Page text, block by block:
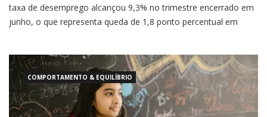
taxa de desemprego alcançou 9,3% no trimestre encerrado em
junho, o que representa queda de 1,8 ponto percentual em
COMPORTAMENTO & EQUILÍBRIO